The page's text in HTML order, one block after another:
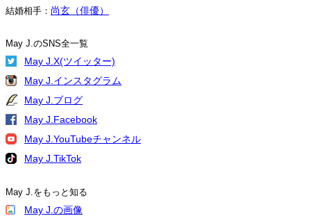
結婚相手： 尚玄（俳優）
May J.のSNS全一覧
May J.X(ツイッター)
May J.インスタグラム
May J.ブログ
May J.Facebook
May J.YouTubeチャンネル
May J.TikTok
May J.をもっと知る
May J.の画像